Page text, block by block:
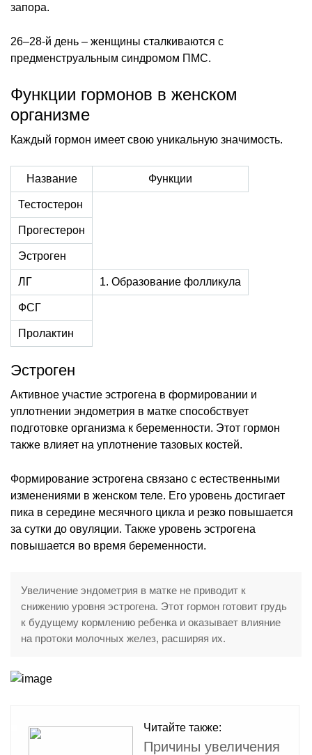
запора.
26–28-й день – женщины сталкиваются с
предменструальным синдромом ПМС.
Функции гормонов в женском
организме
Каждый гормон имеет свою уникальную значимость.
Название Функции
Тестостерон
Прогестерон
Эстроген
ЛГ 1. Образование фолликула
ФСГ
Пролактин
Эстроген
Активное участие эстрогена в формировании и
уплотнении эндометрия в матке способствует
подготовке организма к беременности. Этот гормон
также влияет на уплотнение тазовых костей.
Формирование эстрогена связано с естественными
изменениями в женском теле. Его уровень достигает
пика в середине месячного цикла и резко повышается
за сутки до овуляции. Также уровень эстрогена
повышается во время беременности.
Увеличение эндометрия в матке не приводит к
снижению уровня эстрогена. Этот гормон готовит грудь
к будущему кормлению ребенка и оказывает влияние
на протоки молочных желез, расширяя их.
Читайте также:
Причины увеличения